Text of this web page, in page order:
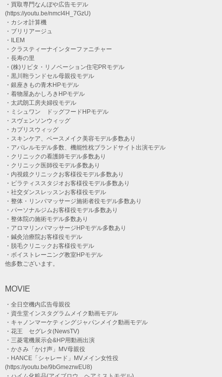
・買取専門なんぼや広告モデル
(https://youtu.be/nmcI4H_7GzU)
・カシオ計算機
・ブリリアージュ
・ILEM
・クラスティーナインターファニチャー
・長寿の里
・(株)リビタ・リノベーション住宅PRモデル
・黒川鞄ランドセル母親役モデル
・銀座きもの青木HPモデル
・着物屋あかしろきHPモデル
・太武朗工房夫婦役モデル
・ミシュワン ドッグフードHPモデル
・スヴェンソンウィッグ
・カプリスウィッグ
・スキンケア、ベースメイク美容モデル多数あり
・アパレルモデル多数、機能性枕ブランドサイト出演モデル
・クリニックの看護師モデル多数あり
・クリニック医師役モデル多数あり
・内視鏡クリニックお客様役モデル多数あり
・ピラティススタジオお客様役モデル多数あり
・社交ダンスレッスンお客様役モデル
・整体・リンパマッサージ施術者役モデル多数あり
・パーソナルジムお客様役モデル多数あり
・整体院の施術モデル多数あり
・アロマリンパマッサージHPモデル多数あり
・鍼灸治療院お客様役モデル
・脱毛クリニックお客様役モデル
・ボイストレーニング教室HPモデル
他多数ございます。
MOVIE
・全日空機内広告母親役
・資生堂インスタグラムメイク動画モデル
・キャノンマーケティングジャパンメイク動画モデル
・花王 セグレタ(NewsTV)
・三菱電機展示会&HP用動画出演
・かさみ「かけ声」MV母親役
・HANCE「シャレード」MVメイン女性役
(https://youtu.be/9bGmezrwEU8)